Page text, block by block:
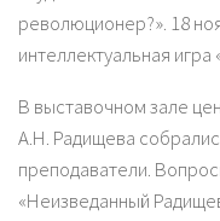
революционер?». 18
интеллектуальная
В выставочном зале
А.Н. Радищева
преподаватели.
«Неизведанный